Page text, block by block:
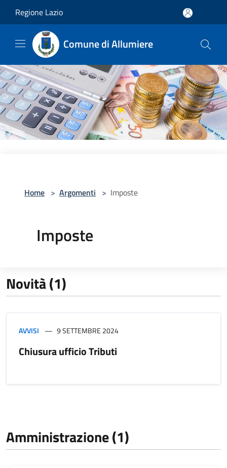
Regione Lazio
Comune di Allumiere
Home > Argomenti > Imposte
Imposte
Novità (1)
AVVISI 9 SETTEMBRE 2024
Chiusura ufficio Tributi
Amministrazione (1)